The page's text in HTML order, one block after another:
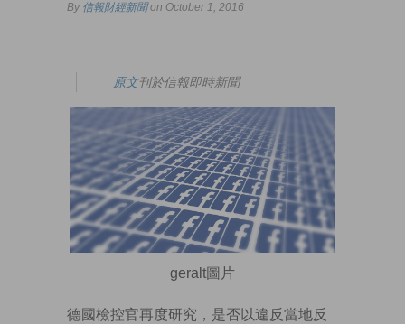
By 信報財經新聞on October 1, 2016
原文刊於信報即時新聞
geralt圖片
德國檢控官再度研究，是否以違反當地反